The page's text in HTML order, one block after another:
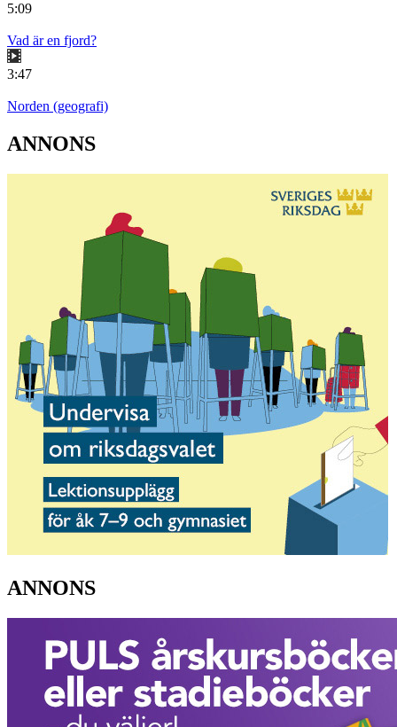
5:09
Vad är en fjord?
3:47
Norden (geografi)
ANNONS
ANNONS